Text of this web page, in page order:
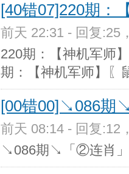
[40错07]220期
前天 22:31 - 回复:25
220期：【神机军师
期：【神机军师】〖
[00错00]↘086期
前天 08:14 - 回复:12
↘086期↘「②连肖」